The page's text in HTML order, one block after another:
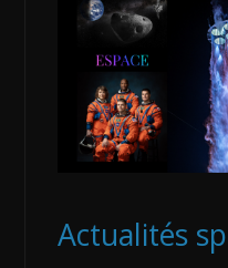
Actualités